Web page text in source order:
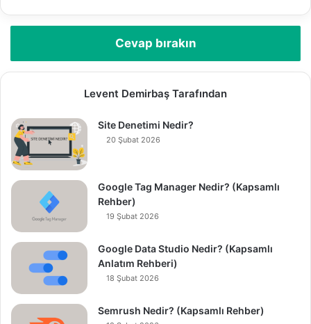
Cevap bırakın
Levent Demirbaş Tarafından
Site Denetimi Nedir?
20 Şubat 2026
Google Tag Manager Nedir? (Kapsamlı
Rehber)
19 Şubat 2026
Google Data Studio Nedir? (Kapsamlı
Anlatım Rehberi)
18 Şubat 2026
Semrush Nedir? (Kapsamlı Rehber)